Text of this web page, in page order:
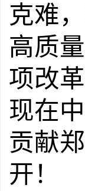
克难
高质
项改
现在
贡献
开！